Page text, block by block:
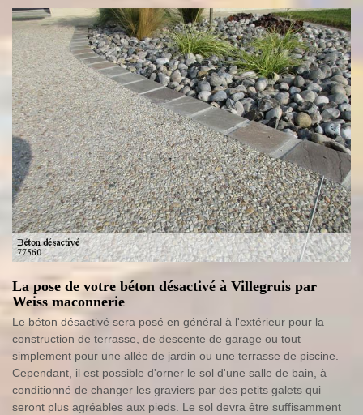
La pose de votre béton désactivé à Villegruis par
Weiss maconnerie
Le béton désactivé sera posé en général à l'extérieur pour la
construction de terrasse, de descente de garage ou tout
simplement pour une allée de jardin ou une terrasse de piscine.
Cependant, il est possible d'orner le sol d'une salle de bain, à
conditionné de changer les graviers par des petits galets qui
seront plus agréables aux pieds. Le sol devra être suffisamment